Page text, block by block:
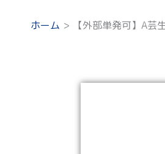
ホーム
【外部単発可】A芸